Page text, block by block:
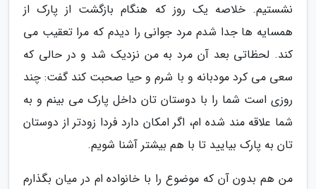
نشستیم. خلاصه یک روز که هنگام بازگشت از پارک از
همسایه ها جدا شدم مرد جوانی را دیدم که مرا تعقیب می
کند. لحظاتی بعد آن مرد به من نزدیک شد و در حالی که
سعی می کرد مودبانه و با شرم و حیا صحبت کند گفت: چند
روزی است شما را با دوستان تان داخل پارک می بینم و به
شما علاقه مند شده ام، اگر امکان دارد فردا زودتر از دوستان
تان به پارک بیایید تا با هم بیشتر آشنا شویم.
من هم بدون آن که موضوع را با خانواده ام در میان بگذارم